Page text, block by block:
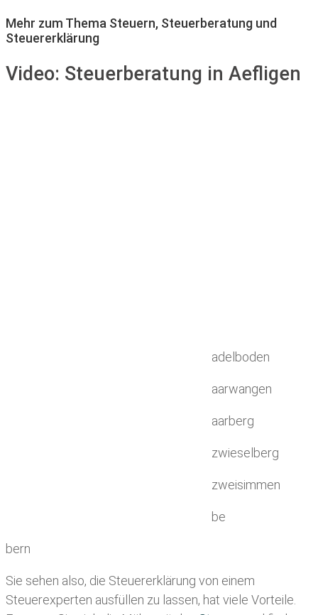
Mehr zum Thema Steuern, Steuerberatung und
Steuererklärung
Video: Steuerberatung in Aefligen
adelboden
aarwangen
aarberg
zwieselberg
zweisimmen
be
bern
Sie sehen also, die Steuererklärung von einem
Steuerexperten ausfüllen zu lassen, hat viele Vorteile.